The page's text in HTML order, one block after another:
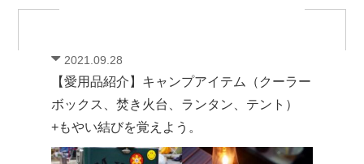
2021.09.28
【愛用品紹介】キャンプアイテム（クーラー
ボックス、焚き火台、ランタン、テント）
+もやい結びを覚えよう。